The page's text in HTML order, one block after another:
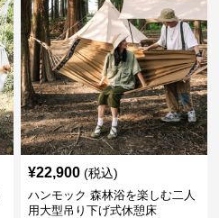
¥22,900 (税込)
ハンモック 森林浴を楽しむ二人
用大型吊り下げ式休憩床